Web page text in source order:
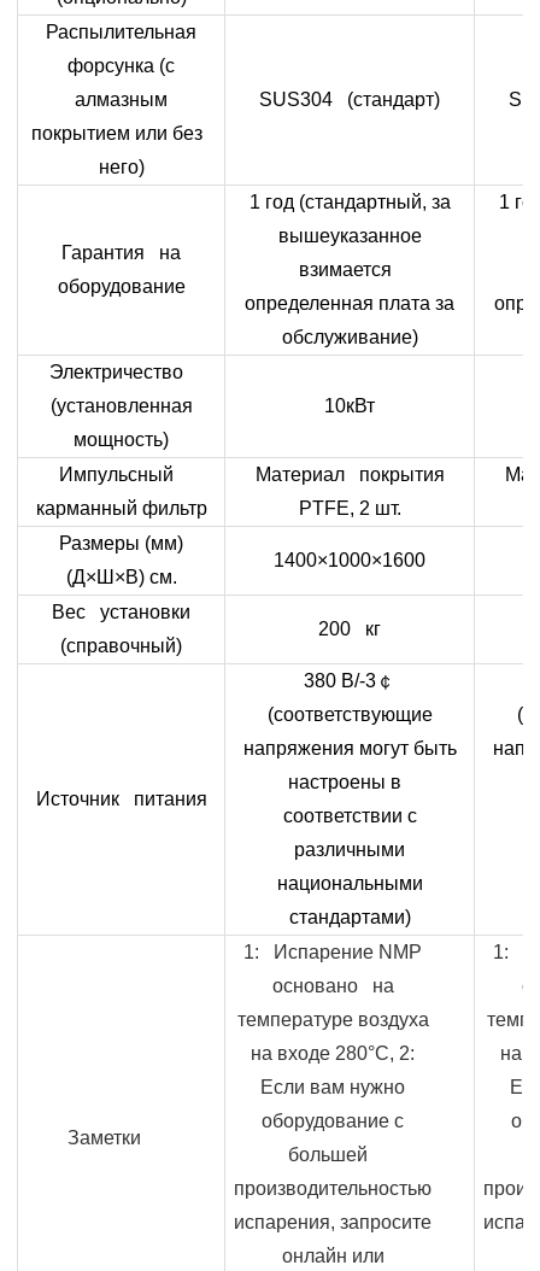
Распылительная
форсунка (с
алмазным
покрытием или без
него)
SUS304 (стандарт)
Гарантия на
оборудование
1 год (стандартный, за
вышеуказанное
взимается
определенная плата за
обслуживание)
1
Электричество
(установленная
мощность)
10кВт
Импульсный
карманный фильтр
Материал покрытия
PTFE, 2 шт.
Размеры (мм)
(Д×Ш×В) см.
1400×1000×1600
Вес установки
(справочный)
200 кг
Источник питания
380 В/-3 ￠
(соответствующие
напряжения могут быть
настроены в
соответствии с
различными
национальными
стандартами)
Заметки
1: Испарение NMP
основано на
температуре воздуха
на входе 280°C, 2:
Если вам нужно
оборудование с
большей
производительностью
испарения, запросите
онлайн или
1:
на